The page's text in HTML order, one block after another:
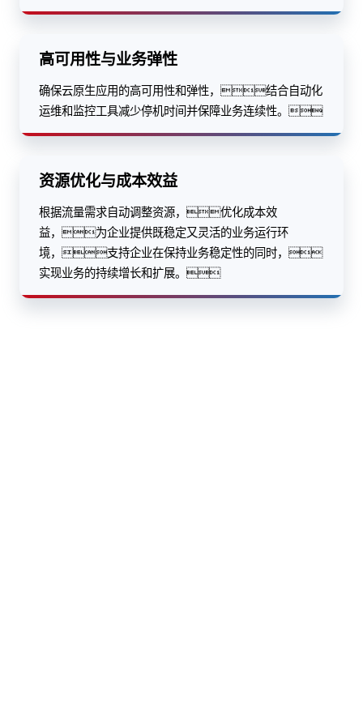
高可用性与业务弹性
确保云原生应用的高可用性和弹性，结合自动化
运维和监控工具减少停机时间并保障业务连续性。
资源优化与成本效益
根据流量需求自动调整资源，优化成本效
益，为企业提供既稳定又灵活的业务运行环
境，支持企业在保持业务稳定性的同时，
实现业务的持续增长和扩展。